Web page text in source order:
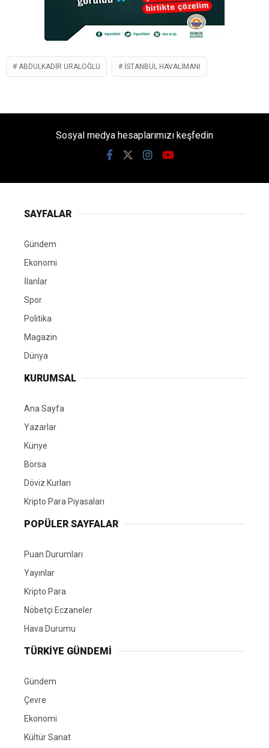
ABDULKADIR URALOĞLU İSTANBUL HAVALIMANI
Sosyal medya hesaplarımızı keşfedin
SAYFALAR
Gündem
Ekonomi
İlanlar
Spor
Politika
Magazin
Dünya
KURUMSAL
Ana Sayfa
Yazarlar
Künye
Borsa
Döviz Kurları
Kripto Para Piyasaları
POPÜLER SAYFALAR
Puan Durumları
Yayınlar
Kripto Para
Nöbetçi Eczaneler
Hava Durumu
TÜRKIYE GÜNDEMI
Gündem
Çevre
Ekonomi
Kültür Sanat